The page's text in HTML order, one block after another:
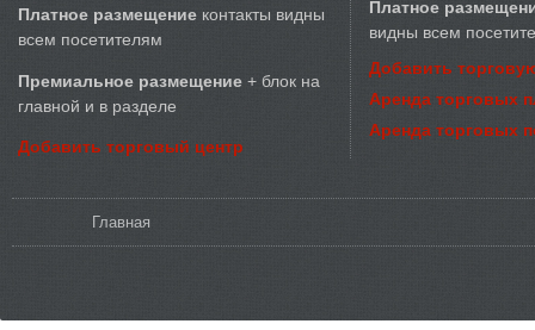
Платное размещение контакты видны
всем посетителям
Премиальное размещение + блок на
главной и в разделе
Добавить торговый центр
Платное
видны всем
Добавить
Аренда торговых
Аренда торговых
Главная